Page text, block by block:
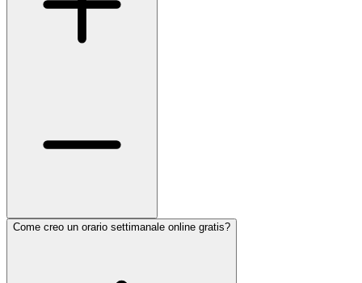
Come creo un orario settimanale online gratis?